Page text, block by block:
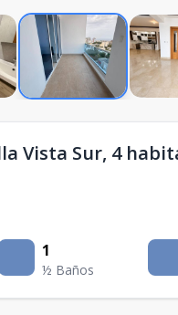
Vista Sur, 4
1
½ Baños